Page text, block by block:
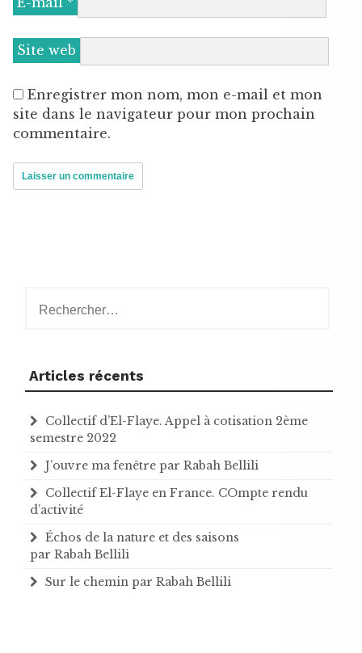
Site web
Enregistrer mon nom, mon e-mail et mon
site dans le navigateur pour mon prochain
commentaire.
Articles récents
Collectif d’El-Flaye. Appel à cotisation 2ème
semestre 2022
J’ouvre ma fenêtre par Rabah Bellili
Collectif El-Flaye en France. COmpte rendu
d’activité
Échos de la nature et des saisons
par Rabah Bellili
Sur le chemin par Rabah Bellili